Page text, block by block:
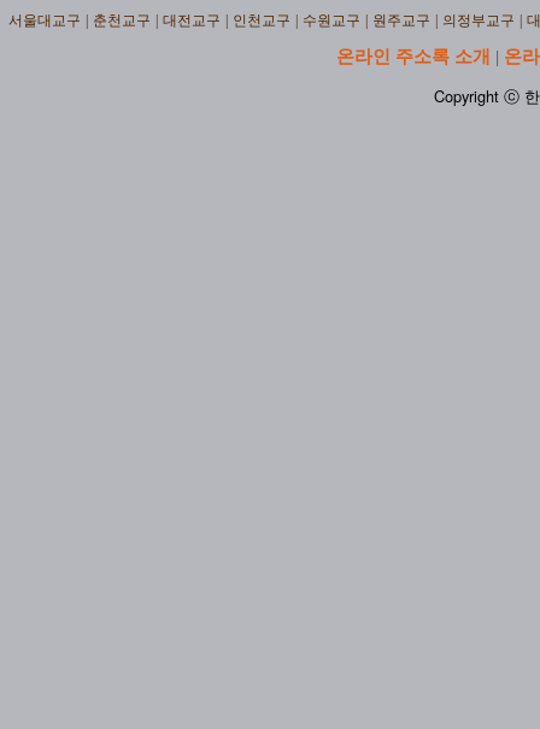
서울대교구 춘천교구 대전교구 인천교구 수원교구 원주교구 의정부교구
온라인 주소록 소개 | 온
Copyright ⓒ